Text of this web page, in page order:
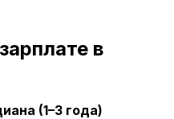
в
(1–3 года)